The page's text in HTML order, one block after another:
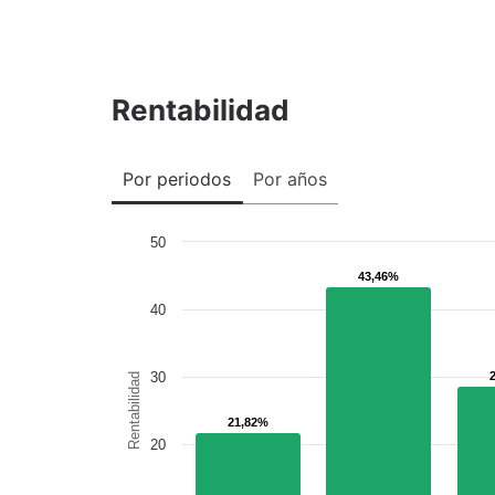
Rentabilidad
Por periodos Por años
Rentabilidad 21,82%
21,82%
43,46%
43,46%
20
30
40
50